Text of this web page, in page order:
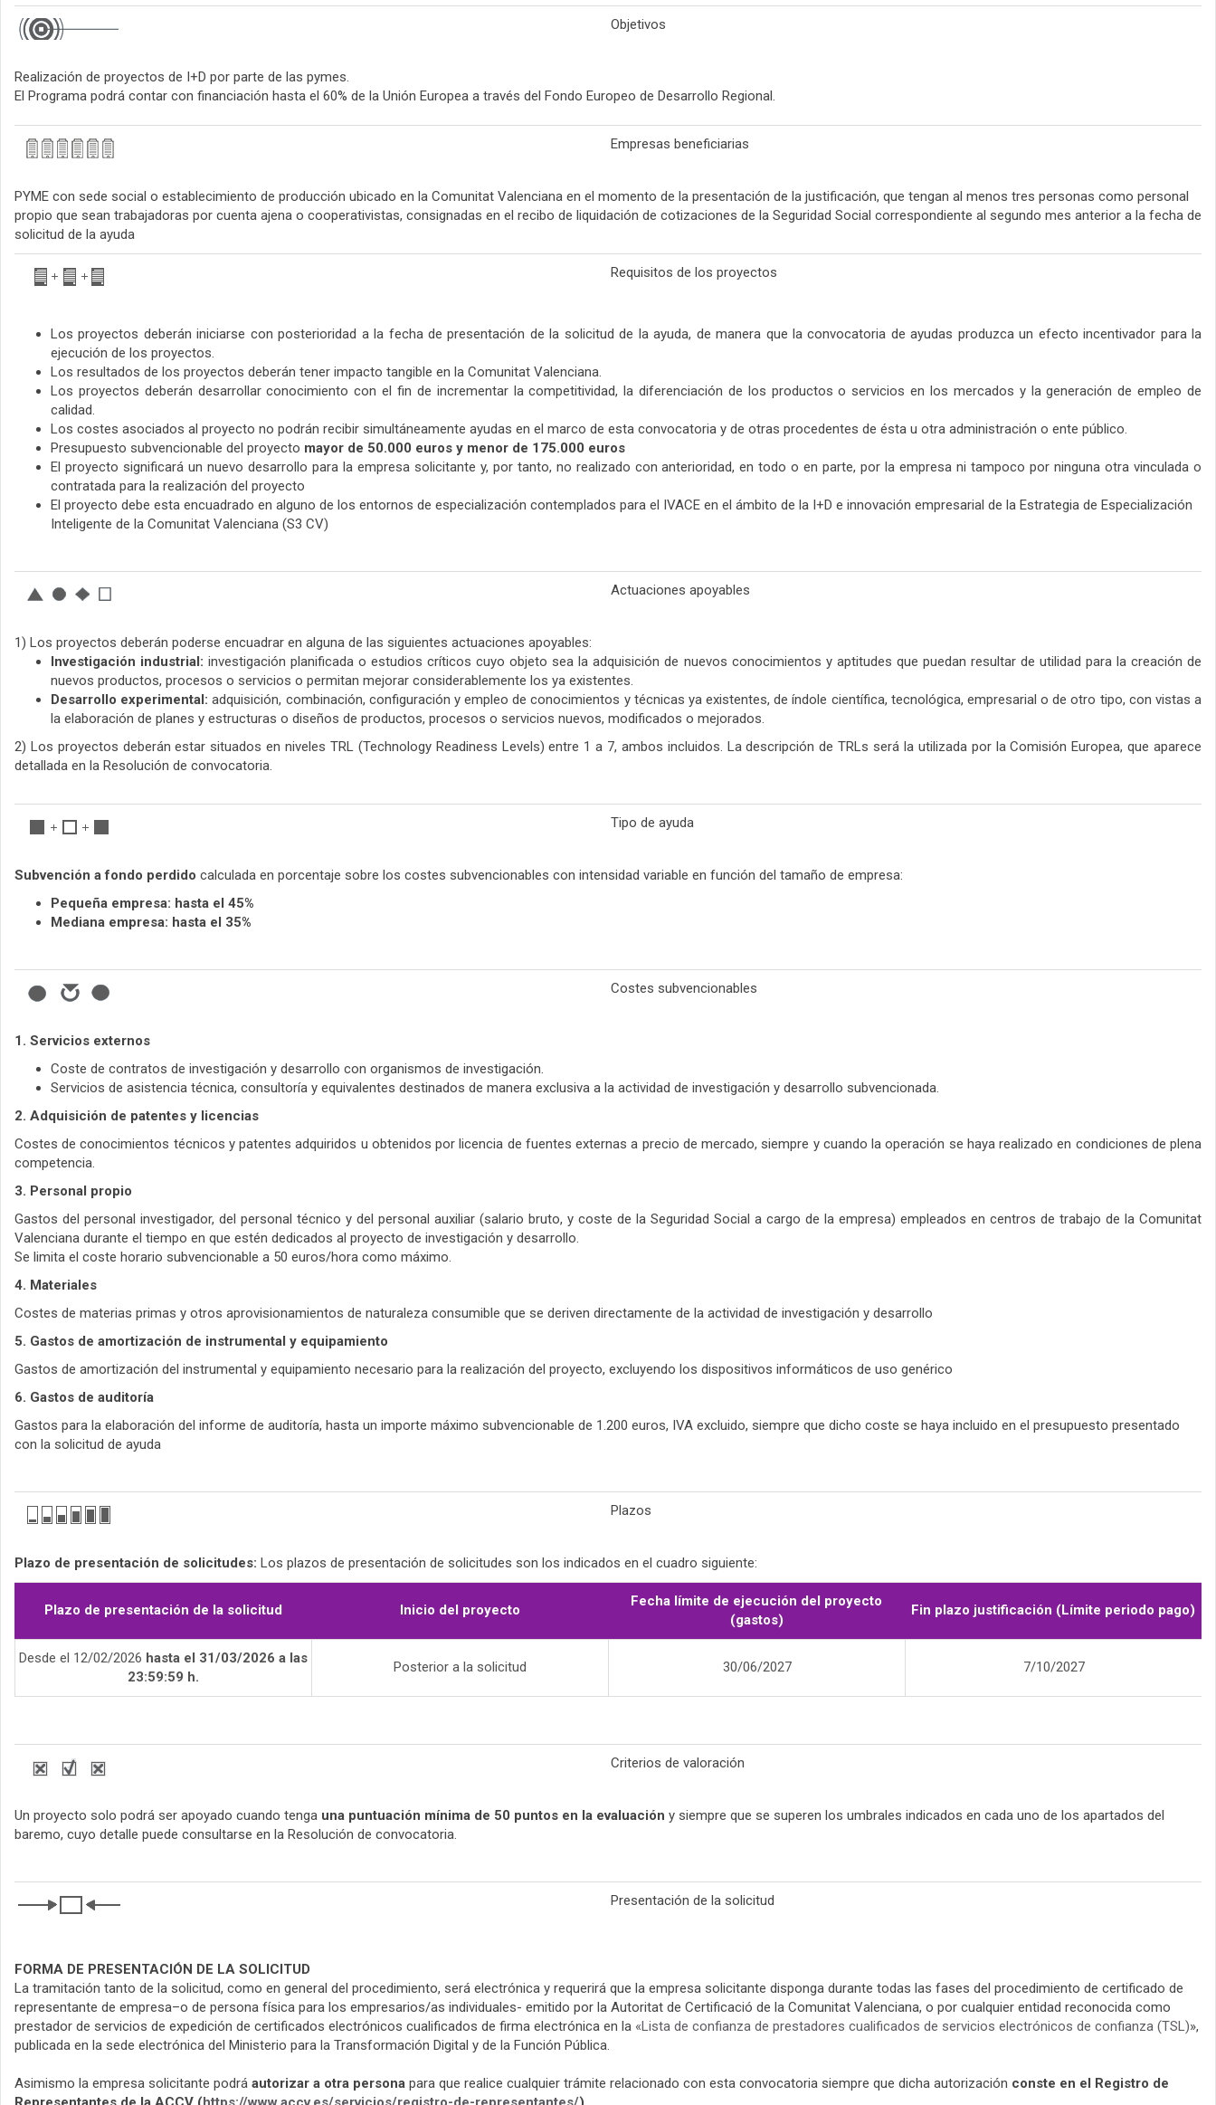
Objetivos
Realización de proyectos de I+D por parte de las pymes.
El Programa podrá contar con financiación hasta el 60% de la Unión Europea a través del Fondo Europeo de Desarrollo Regional.
Empresas beneficiarias
PYME con sede social o establecimiento de producción ubicado en la Comunitat Valenciana en el momento de la presentación de la justificación, que tengan al menos tres personas como personal
propio que sean trabajadoras por cuenta ajena o cooperativistas, consignadas en el recibo de liquidación de cotizaciones de la Seguridad Social correspondiente al segundo mes anterior a la fecha de
solicitud de la ayuda
Requisitos de los proyectos
Los proyectos deberán iniciarse con posterioridad a la fecha de presentación de la solicitud de la ayuda, de manera que la convocatoria de ayudas produzca un efecto incentivador para la
ejecución de los proyectos.
Los resultados de los proyectos deberán tener impacto tangible en la Comunitat Valenciana.
Los proyectos deberán desarrollar conocimiento con el fin de incrementar la competitividad, la diferenciación de los productos o servicios en los mercados y la generación de empleo de
calidad.
Los costes asociados al proyecto no podrán recibir simultáneamente ayudas en el marco de esta convocatoria y de otras procedentes de ésta u otra administración o ente público.
Presupuesto subvencionable del proyecto mayor de 50.000 euros y menor de 175.000 euros
El proyecto significará un nuevo desarrollo para la empresa solicitante y, por tanto, no realizado con anterioridad, en todo o en parte, por la empresa ni tampoco por ninguna otra vinculada o
contratada para la realización del proyecto
El proyecto debe esta encuadrado en alguno de los entornos de especialización contemplados para el IVACE en el ámbito de la I+D e innovación empresarial de la Estrategia de Especialización
Inteligente de la Comunitat Valenciana (S3 CV)
Actuaciones apoyables
1) Los proyectos deberán poderse encuadrar en alguna de las siguientes actuaciones apoyables:
Investigación industrial: investigación planificada o estudios críticos cuyo objeto sea la adquisición de nuevos conocimientos y aptitudes que puedan resultar de utilidad para la creación de
nuevos productos, procesos o servicios o permitan mejorar considerablemente los ya existentes.
Desarrollo experimental: adquisición, combinación, configuración y empleo de conocimientos y técnicas ya existentes, de índole científica, tecnológica, empresarial o de otro tipo, con vistas a
la elaboración de planes y estructuras o diseños de productos, procesos o servicios nuevos, modificados o mejorados.
2) Los proyectos deberán estar situados en niveles TRL (Technology Readiness Levels) entre 1 a 7, ambos incluidos. La descripción de TRLs será la utilizada por la Comisión Europea, que aparece
detallada en la Resolución de convocatoria.
Tipo de ayuda
Subvención a fondo perdido calculada en porcentaje sobre los costes subvencionables con intensidad variable en función del tamaño de empresa:
Pequeña empresa: hasta el 45%
Mediana empresa: hasta el 35%
Costes subvencionables
1. Servicios externos
Coste de contratos de investigación y desarrollo con organismos de investigación.
Servicios de asistencia técnica, consultoría y equivalentes destinados de manera exclusiva a la actividad de investigación y desarrollo subvencionada.
2. Adquisición de patentes y licencias
Costes de conocimientos técnicos y patentes adquiridos u obtenidos por licencia de fuentes externas a precio de mercado, siempre y cuando la operación se haya realizado en condiciones de plena
competencia.
3. Personal propio
Gastos del personal investigador, del personal técnico y del personal auxiliar (salario bruto, y coste de la Seguridad Social a cargo de la empresa) empleados en centros de trabajo de la Comunitat
Valenciana durante el tiempo en que estén dedicados al proyecto de investigación y desarrollo.
Se limita el coste horario subvencionable a 50 euros/hora como máximo.
4. Materiales
Costes de materias primas y otros aprovisionamientos de naturaleza consumible que se deriven directamente de la actividad de investigación y desarrollo
5. Gastos de amortización de instrumental y equipamiento
Gastos de amortización del instrumental y equipamiento necesario para la realización del proyecto, excluyendo los dispositivos informáticos de uso genérico
6. Gastos de auditoría
Gastos para la elaboración del informe de auditoría, hasta un importe máximo subvencionable de 1.200 euros, IVA excluido, siempre que dicho coste se haya incluido en el presupuesto presentado
con la solicitud de ayuda
Plazos
Plazo de presentación de solicitudes: Los plazos de presentación de solicitudes son los indicados en el cuadro siguiente:
Plazo de presentación de la solicitud Inicio del proyecto
Fecha límite de ejecución del proyecto
(gastos)
Fin plazo justificación (Límite periodo pago)
Desde el 12/02/2026 hasta el 31/03/2026 a las
23:59:59 h.
Posterior a la solicitud 30/06/2027 7/10/2027
Criterios de valoración
Un proyecto solo podrá ser apoyado cuando tenga una puntuación mínima de 50 puntos en la evaluación y siempre que se superen los umbrales indicados en cada uno de los apartados del
baremo, cuyo detalle puede consultarse en la Resolución de convocatoria.
Presentación de la solicitud
FORMA DE PRESENTACIÓN DE LA SOLICITUD
La tramitación tanto de la solicitud, como en general del procedimiento, será electrónica y requerirá que la empresa solicitante disponga durante todas las fases del procedimiento de certificado de
representante de empresa–o de persona física para los empresarios/as individuales- emitido por la Autoritat de Certificació de la Comunitat Valenciana, o por cualquier entidad reconocida como
prestador de servicios de expedición de certificados electrónicos cualificados de firma electrónica en la «Lista de confianza de prestadores cualificados de servicios electrónicos de confianza (TSL)»,
publicada en la sede electrónica del Ministerio para la Transformación Digital y de la Función Pública.
Asimismo la empresa solicitante podrá autorizar a otra persona para que realice cualquier trámite relacionado con esta convocatoria siempre que dicha autorización conste en el Registro de